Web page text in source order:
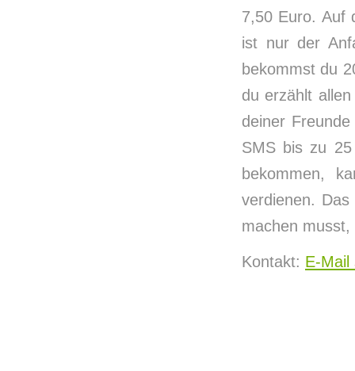
7,50 Euro. Auf
ist nur der
bekommst du
du erzählt
deiner
SMS bis zu
bekommen,
verdienen.
machen
Kontakt: E-Mail